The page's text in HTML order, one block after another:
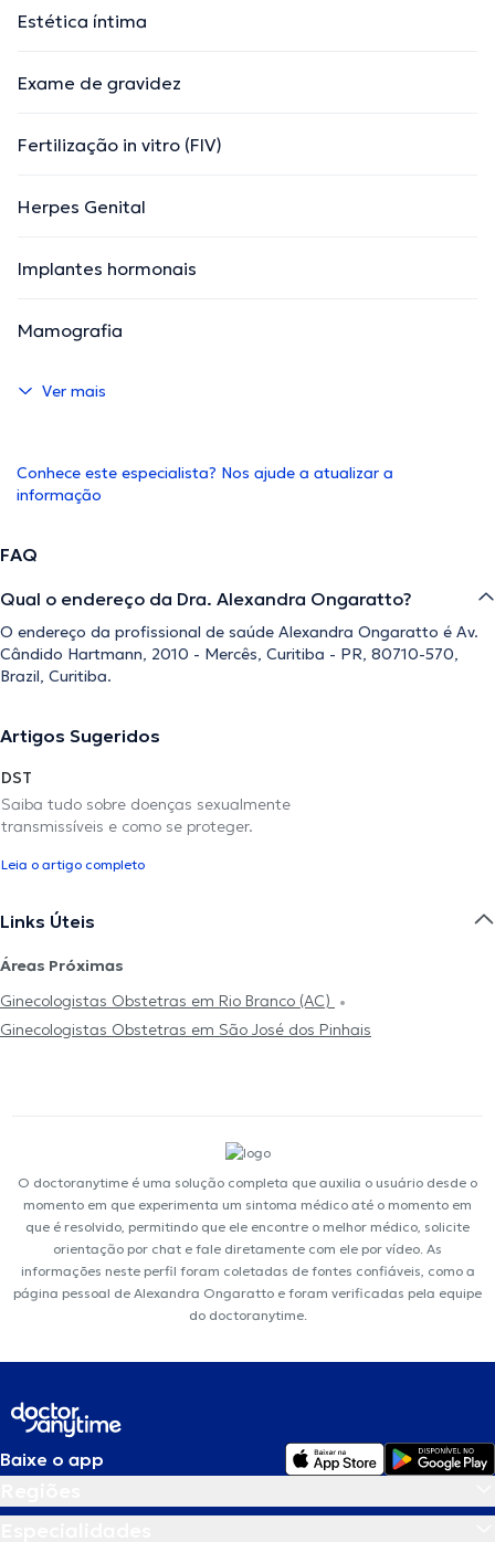
Estética íntima
Exame de gravidez
Fertilização in vitro (FIV)
Herpes Genital
Implantes hormonais
Mamografia
Ver mais
Conhece este especialista? Nos ajude a atualizar a
informação
FAQ
Qual o endereço da Dra. Alexandra Ongaratto?
O endereço da profissional de saúde Alexandra Ongaratto é Av.
Cândido Hartmann, 2010 - Mercês, Curitiba - PR, 80710-570,
Brazil, Curitiba.
Artigos Sugeridos
DST
Saiba tudo sobre doenças sexualmente
transmissíveis e como se proteger.
Leia o artigo completo
Links Úteis
Áreas Próximas
Ginecologistas Obstetras em Rio Branco (AC)
Ginecologistas Obstetras em São José dos Pinhais
O doctoranytime é uma solução completa que auxilia o usuário desde o
momento em que experimenta um sintoma médico até o momento em
que é resolvido, permitindo que ele encontre o melhor médico, solicite
orientação por chat e fale diretamente com ele por vídeo. As
informações neste perfil foram coletadas de fontes confiáveis, como a
página pessoal de Alexandra Ongaratto e foram verificadas pela equipe
do doctoranytime.
Baixe o app